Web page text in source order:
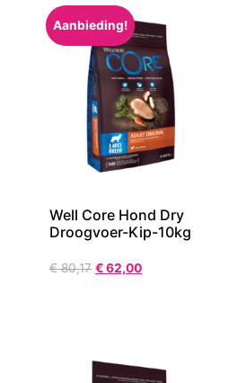
Aanbieding!
Well Core Hond Dry
Droogvoer-Kip-10kg
€80,17 €62,00